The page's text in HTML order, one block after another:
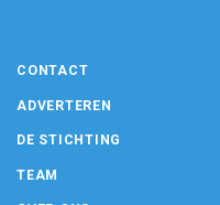
CONTACT
ADVERTEREN
DE STICHTING
TEAM